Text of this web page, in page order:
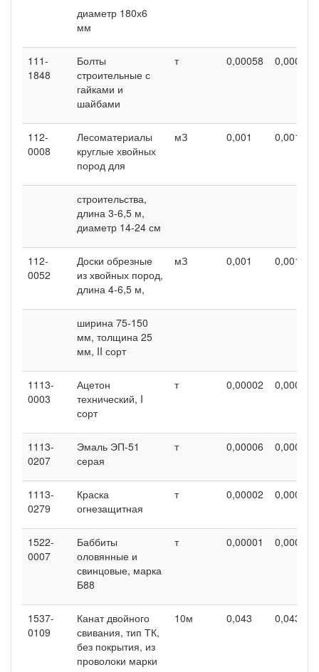
диаметр 180х6
мм
111-
1848
Болты
строительные с
гайками и
шайбами
т 0,00058 0,00058
112-
0008
Лесоматериалы
круглые хвойных
пород для
мЗ 0,001 0,001
строительства,
длина 3-6,5 м,
диаметр 14-24 см
112-
0052
Доски обрезные
из хвойных пород,
длина 4-6,5 м,
мЗ 0,001 0,001
ширина 75-150
мм, толщина 25
мм, II сорт
1113-
0003
Ацетон
технический, I
сорт
т 0,00002 0,00002
1113-
0207
Эмаль ЭП-51
серая
т 0,00006 0,00006
1113-
0279
Краска
огнезащитная
т 0,00002 0,00002
1522-
0007
Баббиты
оловянные и
свинцовые, марка
Б88
т 0,00001 0,00001
1537-
0109
Канат двойного
свивания, тип ТК,
без покрытия, из
проволоки марки
10м 0,043 0,043